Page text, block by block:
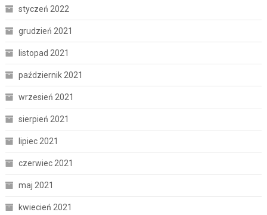
styczeń 2022
grudzień 2021
listopad 2021
październik 2021
wrzesień 2021
sierpień 2021
lipiec 2021
czerwiec 2021
maj 2021
kwiecień 2021